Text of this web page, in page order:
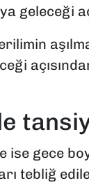
geleceği
ise gece
tebliğ